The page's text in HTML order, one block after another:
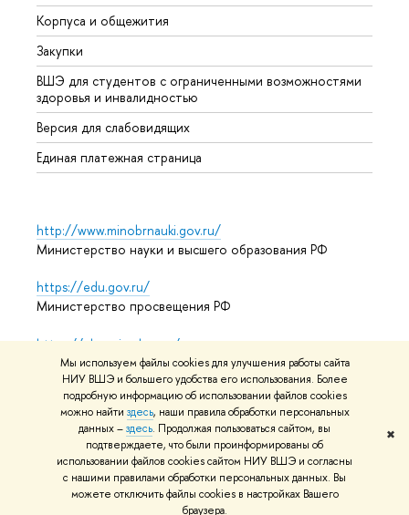
Мы используем файлы cookies для улучшения работы сайта
НИУ ВШЭ и большего удобства его использования. Более
подробную информацию об использовании файлов cookies
можно найти здесь, наши правила обработки персональных
данных –здесь. Продолжая пользоваться сайтом, вы
подтверждаете, что были проинформированы об
использовании файлов cookies сайтом НИУ ВШЭ и согласны
с нашими правилами обработки персональных данных. Вы
можете отключить файлы cookies в настройках Вашего
браузера.
✖
Корпуса и общежития
Закупки
ВШЭ для студентов с ограниченными возможностями
здоровья и инвалидностью
Версия для слабовидящих
Единая платежная страница
http://www.minobrnauki.gov.ru/
Министерство науки и высшего образования РФ
https://edu.gov.ru/
Министерство просвещения РФ
https://elearning.hse.ru/mooc
Массовые открытые онлайн-курсы
© НИУ ВШЭ 1993–2026 Адреса и контактыУсловия
использования материаловПолитика конфиденциальности
Карта сайта
Редактору